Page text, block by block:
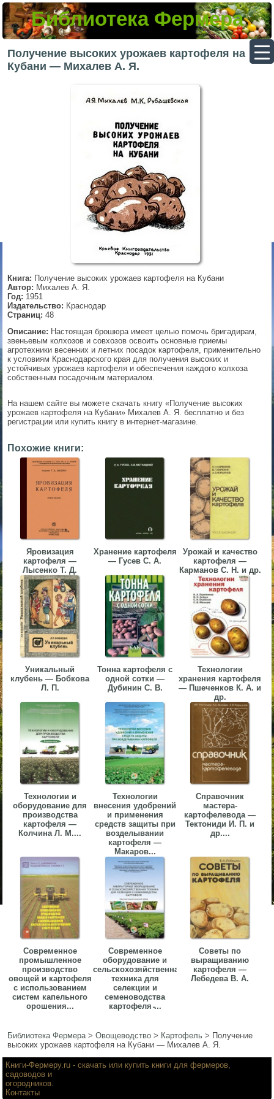
Библиотека Фермера
Получение высоких урожаев картофеля на
Кубани — Михалев А. Я.
Книга: Получение высоких урожаев картофеля на Кубани
Автор: Михалев А. Я.
Год: 1951
Издательство: Краснодар
Страниц: 48
Описание: Настоящая брошюра имеет целью помочь бригадирам,
звеньевым колхозов и совхозов освоить основные приемы
агротехники весенних и летних посадок картофеля, применительно
к условиям Краснодарского края для получения высоких и
устойчивых урожаев картофеля и обеспечения каждого колхоза
собственным посадочным материалом.
На нашем сайте вы можете скачать книгу «Получение высоких
урожаев картофеля на Кубани» Михалев А. Я. бесплатно и без
регистрации или купить книгу в интернет-магазине.
Похожие книги:
Яровизация
картофеля —
Лысенко Т. Д.
Хранение картофеля
— Гусев С. А.
Урожай и качество
картофеля —
Карманов С. Н. и др.
Уникальный
клубень — Бобкова
Л. П.
Тонна картофеля с
одной сотки —
Дубинин С. В.
Технологии
хранения картофеля
— Пшеченков К. А. и
др.
Технологии и
оборудование для
производства
картофеля —
Колчина Л. М....
Технологии
внесения удобрений
и применения
средств защиты при
возделывании
картофеля —
Макаров...
Справочник
мастера-
картофелевода —
Тектониди И. П. и
др....
Современное
промышленное
производство
овощей и картофеля
с использованием
систем капельного
орошения...
Современное
оборудование и
сельскохозяйственная
техника для
селекции и
семеноводства
картофеля ̵...
Советы по
выращиванию
картофеля —
Лебедева В. А.
Библиотека Фермера>Овощеводство > Картофель > Получение
высоких урожаев картофеля на Кубани — Михалев А. Я.
▼
▼
▼
▼
▼
▼
Книги-Фермеру.ru - скачать или купить книги для фермеров,
садоводов и
огородников.
Контакты